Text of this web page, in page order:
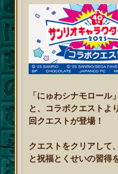
「にゅわシナモロール
と、コラボクエストよ
回クエストが登場！
クエストをクリアして
と祝福とくせいの習得